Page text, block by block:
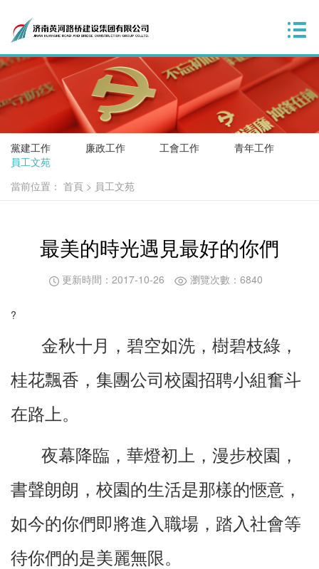
黨建工作 廉政工作 工會工作
青年工作
員工文苑
當前位置： 首頁 > 員工文苑
最美的時光遇見最好的你們
更新時間：2017-10-26 瀏覽次數：6840
?
金秋十月，碧空如洗，樹碧枝綠，
桂花飄香，集團公司校園招聘小組奮斗
在路上。
夜幕降臨，華燈初上，漫步校園，
書聲朗朗，校園的生活是那樣的愜意，
如今的你們即將進入職場，踏入社會等
待你們的是美麗無限。